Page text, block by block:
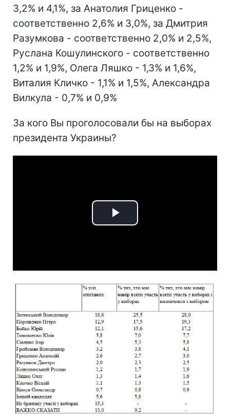
3,2% и 4,1%, за Анатолия Гриценко -
соответственно 2,6% и 3,0%, за Дмитрия
Разумкова - соответственно 2,0% и 2,5%,
Руслана Кошулинского - соответственно
1,2% и 1,9%, Олега Ляшко - 1,3% и 1,6%,
Виталия Кличко - 1,1% и 1,5%, Александра
Вилкула - 0,7% и 0,9%
За кого Вы проголосовали бы на выборах
президента Украины?
Play